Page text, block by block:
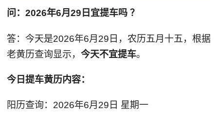
问：2026年6月29日宜提车吗 ？
答：今天是2026年6月29日，农历五月十五，根据
老黄历查询显示， 今天不宜提车。
今日提车黄历内容：
阳历查询：2026年6月29日 星期一